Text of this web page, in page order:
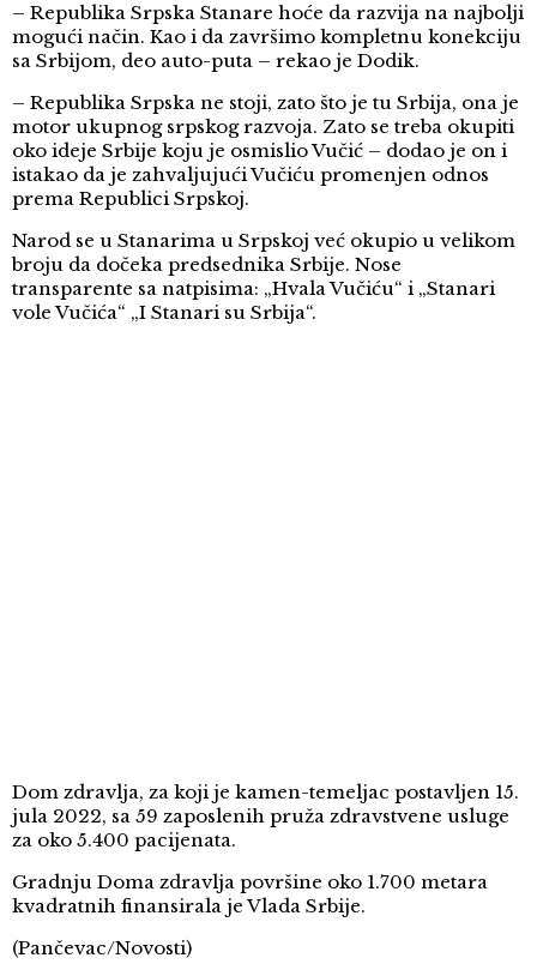
– Republika Srpska Stanare hoće da razvija na najbolji
mogući način. Kao i da završimo kompletnu konekciju
sa Srbijom, deo auto-puta – rekao je Dodik.
– Republika Srpska ne stoji, zato što je tu Srbija, ona je
motor ukupnog srpskog razvoja. Zato se treba okupiti
oko ideje Srbije koju je osmislio Vučić – dodao je on i
istakao da je zahvaljujući Vučiću promenjen odnos
prema Republici Srpskoj.
Narod se u Stanarima u Srpskoj već okupio u velikom
broju da dočeka predsednika Srbije. Nose
transparente sa natpisima: „Hvala Vučiću“ i „Stanari
vole Vučića“ „I Stanari su Srbija“.
Dom zdravlja, za koji je kamen-temeljac postavljen 15.
jula 2022, sa 59 zaposlenih pruža zdravstvene usluge
za oko 5.400 pacijenata.
Gradnju Doma zdravlja površine oko 1.700 metara
kvadratnih finansirala je Vlada Srbije.
(Pančevac/Novosti)